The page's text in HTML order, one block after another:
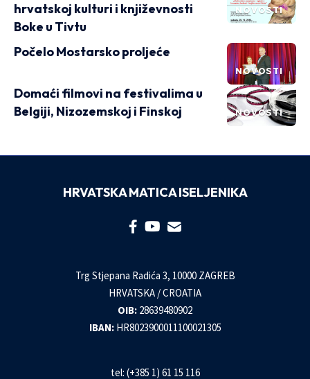
NOVOSTI
hrvatskoj kulturi i književnosti
Boke u Tivtu
NOVOSTI
Počelo Mostarsko proljeće
NOVOSTI
Domaći filmovi na festivalima u
Belgiji, Nizozemskoj i Finskoj
HRVATSKA MATICA ISELJENIKA
Trg Stjepana Radića 3, 10000 ZAGREB
HRVATSKA / CROATIA
OIB: 28639480902
IBAN: HR8023900011100021305
tel: (+385 1) 61 15 116